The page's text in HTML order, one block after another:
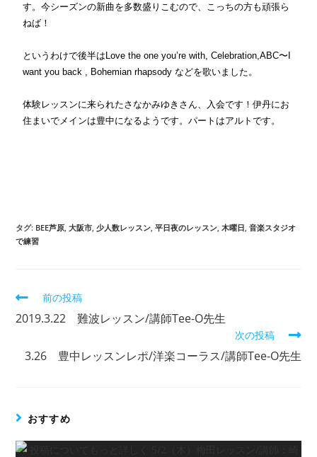
す。今シーズンの新曲を多数盛りこむので、
こっちの方も頑張ら
ねば！
というわけで後半はLove the one you’re with, Celebration,ABC〜I
want you back , Bohemian rhapsody などを歌いました。
体験レッスンに来られたさなかみゆきさん、入会です！伊丹にお
住まいでメインは豊中になるようです。パートはアルトです。
タグ: BEE芦原 大阪市 少人数レッスン 平日夜のレッスン 木曜日 音楽スタジオ
で練習
前の投稿
2019.3.22 難波レッスン/講師Tee-O先生
次の投稿
3.26 豊中レッスンレポ/洋楽コーラス/講師Tee-O先生
おすすめ